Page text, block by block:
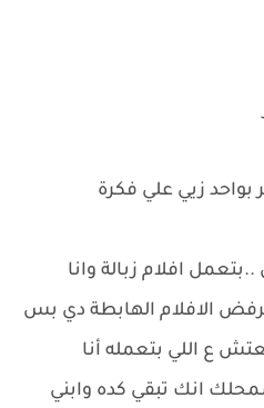
بواحد زيي علي فكرة
افلام زبالة وانا
الافلام الهابطة دي بس
ع اللي بتعمله أنا
انك تبقي كده وابني